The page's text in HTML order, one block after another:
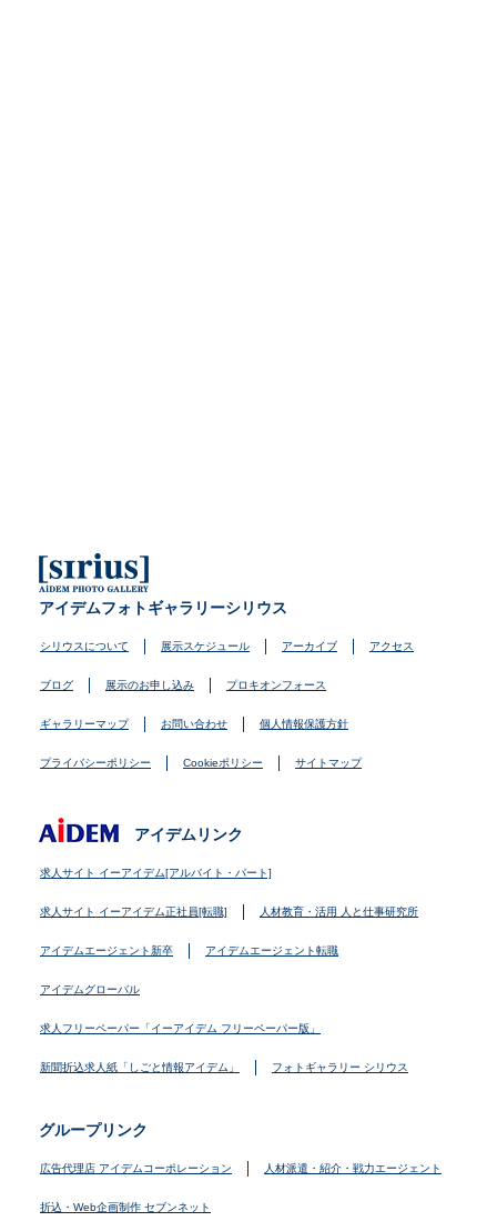
アイデムフォトギャラリーシリウス
シリウスについて 展示スケジュール アーカイブ アクセス
ブログ 展示のお申し込み プロキオンフォース
ギャラリーマップ お問い合わせ 個人情報保護方針
プライバシーポリシー Cookieポリシー サイトマップ
アイデムリンク
求人サイト イーアイデム[アルバイト・パート]
求人サイト イーアイデム正社員[転職] 人材教育・活用 人と仕事研究所
アイデムエージェント新卒 アイデムエージェント転職
アイデムグローバル
求人フリーペーパー「イーアイデム フリーペーパー版」
新聞折込求人紙「しごと情報アイデム」 フォトギャラリー シリウス
グループリンク
広告代理店 アイデムコーポレーション 人材派遣・紹介・戦力エージェント
折込・Web企画制作 セブンネット